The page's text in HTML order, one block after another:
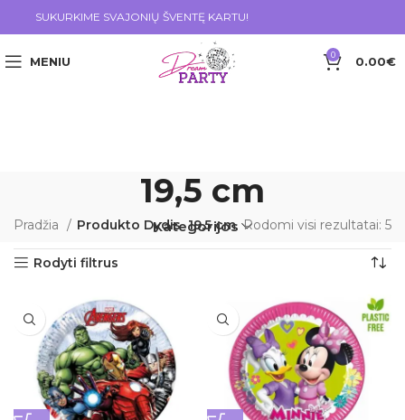
SUKURKIME SVAJONIŲ ŠVENTĘ KARTU!
MENIU 0 0.00€
19,5 cm
Kategorijos
Pradžia Produkto Dydis 19,5 cm Rodomi visi rezultatai: 5
Rodyti filtrus